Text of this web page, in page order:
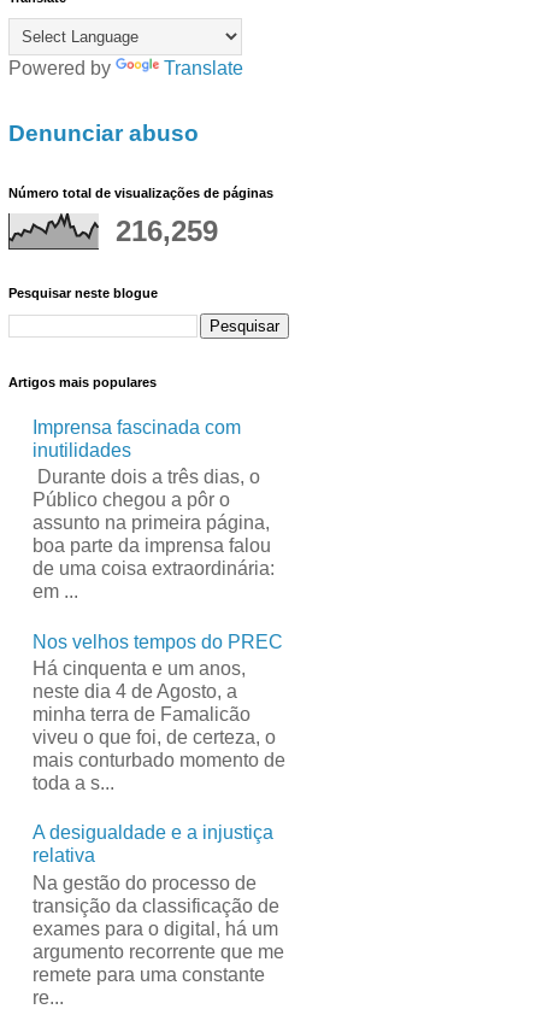
Powered by Translate
Denunciar abuso
Número total de visualizações de páginas
216,259
Pesquisar neste blogue
Artigos mais populares
Imprensa fascinada com
inutilidades
Durante dois a três dias, o
Público chegou a pôr o
assunto na primeira página,
boa parte da imprensa falou
de uma coisa extraordinária:
em ...
Nos velhos tempos do PREC
Há cinquenta e um anos,
neste dia 4 de Agosto, a
minha terra de Famalicão
viveu o que foi, de certeza, o
mais conturbado momento de
toda a s...
A desigualdade e a injustiça
relativa
Na gestão do processo de
transição da classificação de
exames para o digital, há um
argumento recorrente que me
remete para uma constante
re...